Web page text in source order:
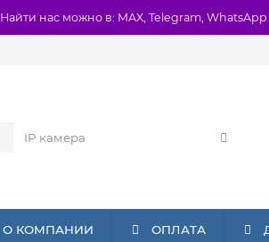
Найти нас можно в: MAX, Telegram,
О КОМПАНИИ ОПЛАТА